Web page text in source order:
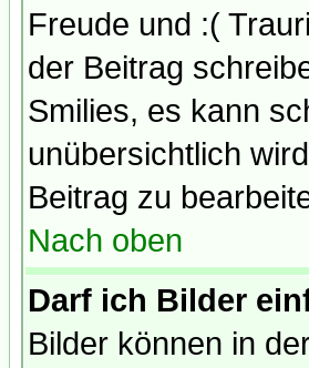
Freude und :(
der Beitrag
Smilies, es kann
unübersichtlich
Beitrag zu
Nach oben
Darf ich Bilder
Bilder können in